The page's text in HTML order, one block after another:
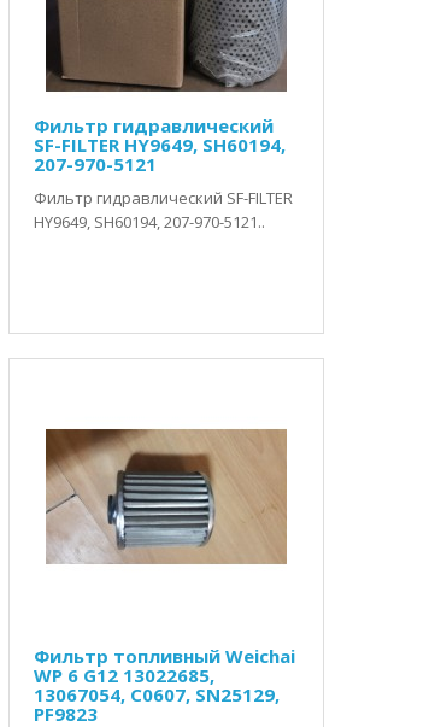
Фильтр гидравлический
SF-FILTER HY9649, SH60194,
207-970-5121
Фильтр гидравлический SF-FILTER
HY9649, SH60194, 207-970-5121..
Фильтр топливный Weichai
WP 6 G12 13022685,
13067054, C0607, SN25129,
PF9823